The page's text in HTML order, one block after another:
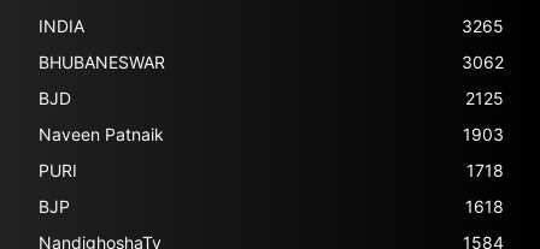
INDIA
3265
BHUBANESWAR
3062
BJD
2125
Naveen Patnaik
1903
PURI
1718
BJP
1618
NandighoshaTv
1584